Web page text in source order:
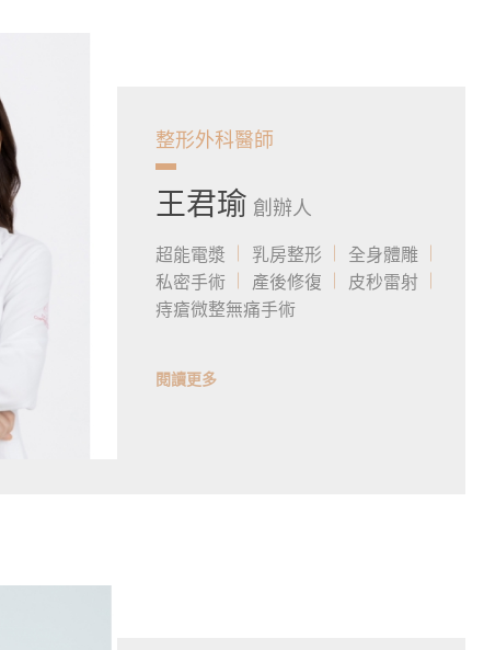
整形外科醫師
王君瑜 創辦人
超能電漿 乳房整形
全身體雕
私密手術
產後修復
皮秒雷射
痔瘡微整無痛手術
閱讀更多